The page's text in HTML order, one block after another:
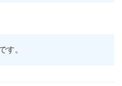
す。